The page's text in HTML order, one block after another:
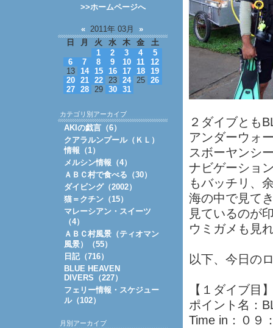
２ダイブとも
アンダーウォ
スボーヤンシ
ナビゲーショ
もバッチリ、
海の中で見て
見ているのが
ウミガメも見
以下、今日の
【１ダイブ目
ポイント名：
Time in：０９
>>ホームページへ
« 2011年 03月 »
日
月 火 水 木 金
土
1
2 3 4
5
6
7 8 9 10 11
12
13
14 15 16 17 18
19
20
21 22 23 24 25
26
27
28 29 30 31
カテゴリ別アーカイブ
AKIの戯言（6）
クアラルンプール（ＫＬ）
情報（1）
メルシン情報（4）
ＡＢＣ村で食べる（30）
ダイビング（2002）
猫＝クチン（15）
マレーシアン・スイーツ
（4）
ＡＢＣ村風景（ティオマン
風景）（55）
日記（716）
BLUE HEAVEN
DIVERS（227）
フェリー情報・スケジュー
ル（102）
月別アーカイブ